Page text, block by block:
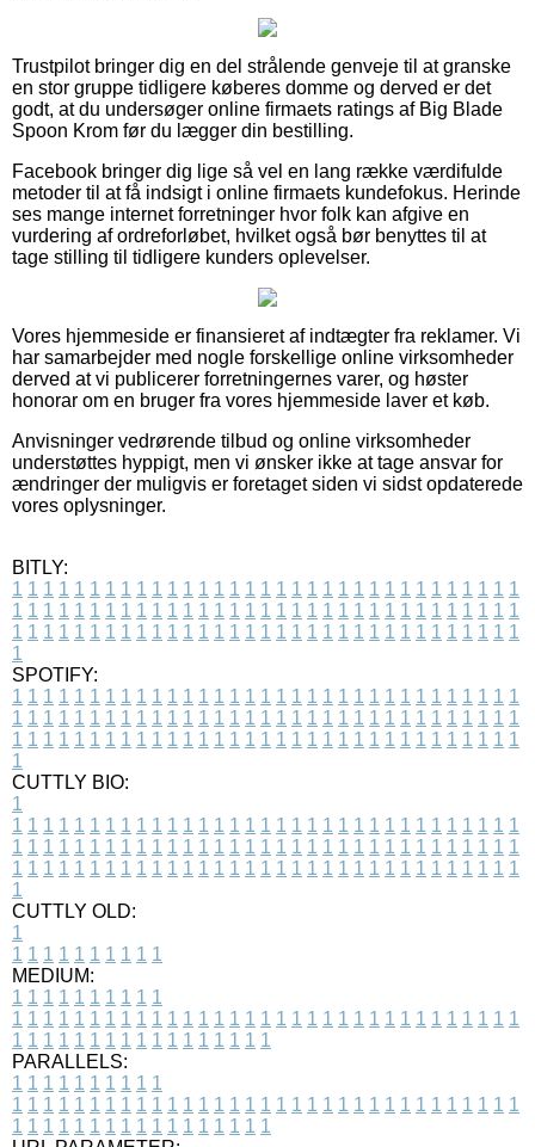
Trustpilot bringer dig en del strålende genveje til at granske
en stor gruppe tidligere køberes domme og derved er det
godt, at du undersøger online firmaets ratings af Big Blade
Spoon Krom før du lægger din bestilling.
Facebook bringer dig lige så vel en lang række værdifulde
metoder til at få indsigt i online firmaets kundefokus. Herinde
ses mange internet forretninger hvor folk kan afgive en
vurdering af ordreforløbet, hvilket også bør benyttes til at
tage stilling til tidligere kunders oplevelser.
Vores hjemmeside er finansieret af indtægter fra reklamer. Vi
har samarbejder med nogle forskellige online virksomheder
derved at vi publicerer forretningernes varer, og høster
honorar om en bruger fra vores hjemmeside laver et køb.
Anvisninger vedrørende tilbud og online virksomheder
understøttes hyppigt, men vi ønsker ikke at tage ansvar for
ændringer der muligvis er foretaget siden vi sidst opdaterede
vores oplysninger.
BITLY:
1 1 1 1 1 1 1 1 1 1 1 1 1 1 1 1 1 1 1 1 1 1 1 1 1 1 1 1 1 1 1 1 1
1 1 1 1 1 1 1 1 1 1 1 1 1 1 1 1 1 1 1 1 1 1 1 1 1 1 1 1 1 1 1 1 1
1 1 1 1 1 1 1 1 1 1 1 1 1 1 1 1 1 1 1 1 1 1 1 1 1 1 1 1 1 1 1 1 1
1
SPOTIFY:
1 1 1 1 1 1 1 1 1 1 1 1 1 1 1 1 1 1 1 1 1 1 1 1 1 1 1 1 1 1 1 1 1
1 1 1 1 1 1 1 1 1 1 1 1 1 1 1 1 1 1 1 1 1 1 1 1 1 1 1 1 1 1 1 1 1
1 1 1 1 1 1 1 1 1 1 1 1 1 1 1 1 1 1 1 1 1 1 1 1 1 1 1 1 1 1 1 1 1
1
CUTTLY BIO:
1
1 1 1 1 1 1 1 1 1 1 1 1 1 1 1 1 1 1 1 1 1 1 1 1 1 1 1 1 1 1 1 1 1
1 1 1 1 1 1 1 1 1 1 1 1 1 1 1 1 1 1 1 1 1 1 1 1 1 1 1 1 1 1 1 1 1
1 1 1 1 1 1 1 1 1 1 1 1 1 1 1 1 1 1 1 1 1 1 1 1 1 1 1 1 1 1 1 1 1
1
CUTTLY OLD:
1
1 1 1 1 1 1 1 1 1 1
MEDIUM:
1 1 1 1 1 1 1 1 1 1
1 1 1 1 1 1 1 1 1 1 1 1 1 1 1 1 1 1 1 1 1 1 1 1 1 1 1 1 1 1 1 1 1
1 1 1 1 1 1 1 1 1 1 1 1 1 1 1 1 1
PARALLELS:
1 1 1 1 1 1 1 1 1 1
1 1 1 1 1 1 1 1 1 1 1 1 1 1 1 1 1 1 1 1 1 1 1 1 1 1 1 1 1 1 1 1 1
1 1 1 1 1 1 1 1 1 1 1 1 1 1 1 1 1